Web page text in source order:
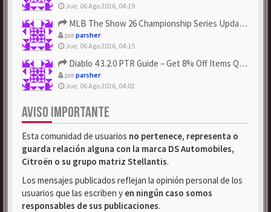
Jue, 06 Ago 2026, 04:19
MLB The Show 26 Championship Series Update! Get Cheap & ...
porparsher
Jue, 06 Ago 2026, 04:15
Diablo 4 3.2.0 PTR Guide – Get 8% Off Items Quickly to Test ...
porparsher
Jue, 06 Ago 2026, 04:02
AVISO IMPORTANTE
Esta comunidad de usuarios no pertenece, representa o
guarda relación alguna con la marca DS Automobiles,
Citroën o su grupo matriz Stellantis.
Los mensajes publicados reflejan la opinión personal de los
usuarios que las escriben y en ningún caso somos
responsables de sus publicaciones.